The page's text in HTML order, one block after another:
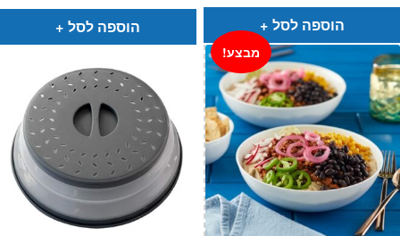
עגלת קניות
תשלום
הוספה לסל ₪59.
הוספה לסל
מבצע!